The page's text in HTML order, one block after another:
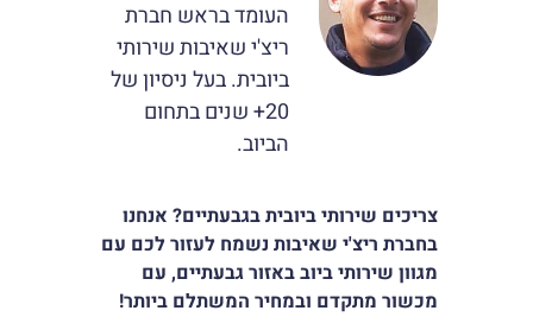
סמן קישורים
לאפס
את
כל
האפשרויות
cached
העומד בראש חברת
ריצ'י שאיבות שירותי
ביובית. בעל ניסיון של
20+ שנים בתחום
הביוב.
צריכים שירותי ביובית בגבעתיים? אנחנו
בחברת ריצ'י שאיבות נשמח לעזור לכם עם
מגוון שירותי ביוב באזור גבעתיים, עם
מכשור מתקדם ובמחיר המשתלם ביותר!